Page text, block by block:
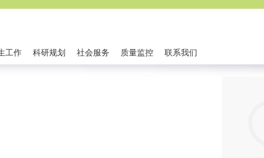
工作 科研规划 社会服务 质量监控 联系我们